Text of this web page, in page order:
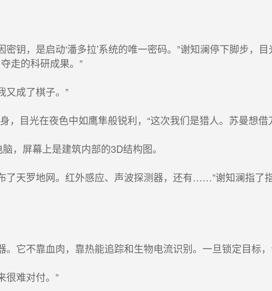
钥，是启动‘潘多拉’系统的唯一密码。”谢知澜停下脚步，
走的科研成果。”
成了棋子。”
，目光在夜色中如鹰隼般锐利，“这次我们是猎人。苏曼想借
，屏幕上是建筑内部的3D结构图。
了天罗地网。红外感应、声波探测器，还有……”谢知澜指了
它不靠血肉，靠热能追踪和生物电流识别。一旦锁定目标
很难对付。”